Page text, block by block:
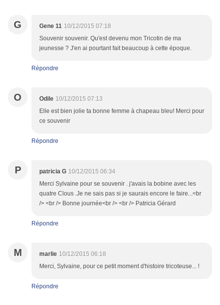
G Gene 11 10/12/2015 07:18
Souvenir souvenir. Qu'est devenu mon Tricotin de ma
jeunesse ? J'en ai pourtant fait beaucoup à cette époque.
Répondre
O Odile 10/12/2015 07:13
Elle est bien jolie ta bonne femme à chapeau bleu! Merci pour
ce souvenir
Répondre
P patricia G 10/12/2015 06:34
Merci Sylvaine pour se souvenir . j'avais la bobine avec les
quatre Clous .Je ne sais pas si je saurais encore le faire...<br
/> <br /> Bonne journée<br /> <br /> Patricia Gérard
Répondre
M marlie 10/12/2015 06:18
Merci, Sylvaine, pour ce petit moment d'histoire tricoteuse... !
Répondre